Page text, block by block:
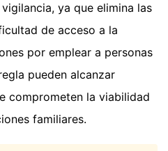
ya que elimina las
de acceso a la
por emplear a personas
pueden alcanzar
comprometen la viabilidad
familiares.